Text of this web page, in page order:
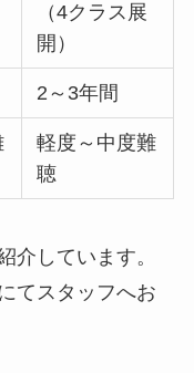
（4クラス展
開）
2～3年間
軽度～中度難
聴
介しています。
てスタッフへお